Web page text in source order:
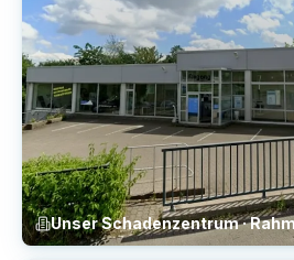
Unser Schadenzentrum ·